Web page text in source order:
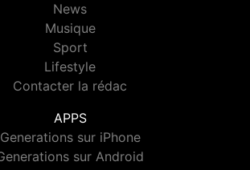
News
Musique
Sport
Lifestyle
Contacter la rédac
APPS
Generations sur iPhone
sur Android